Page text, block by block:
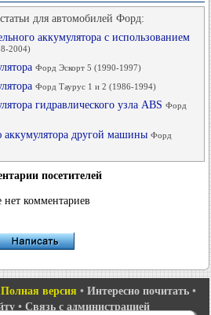
для автомобилей Форд:
аккумулятора с использованием
2004)
Форд Эскорт 5 (1990-1997)
Форд Таурус 1 и 2 (1986-1994)
гидравлического узла ABS Форд
другой машины Форд
посетителей
комментариев
Полная версия • Интересно почитать •
• Связь с администрацией